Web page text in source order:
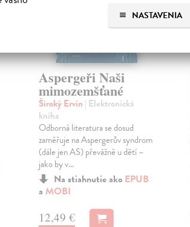
NASTAVENIA
Aspergeři Naši
mimozemšťané
Široký Ervin | Elektronická
kniha
Odborná literatura se dosud
zaměřuje na Aspergerův syndrom
(dále jen AS) převážně u dětí –
jako by v...
Na stiahnutie ako EPUB
a MOBI
12,49 €